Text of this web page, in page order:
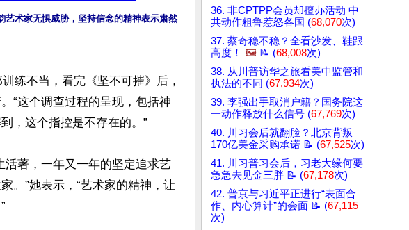
艺术家无惧威胁，坚持信念的精神表示肃然
练不当，看完《坚不可摧》后，
“这个调查过程的呈现，包括神
，这个指控是不存在的。”
活著，一年又一年的坚定追求艺
。”她表示，“艺术家的精神，让
36. 非CPTPP会员却擅办活动 中
共动作粗鲁惹怒各国 (68,070次)
37. 蔡奇稳不稳？全看沙发、鞋跟
高度！
🖼️ 📝 (68,008次)
38. 从川普访华之旅看美中监管和
执法的不同 (67,934次)
39. 李强出手取消户籍？国务院这
一动作释放什么信号 (67,769次)
40. 川习会后就翻脸？北京背叛
170亿美金采购承诺 📝 (67,525次)
41. 川习普习会后，习老大缘何要
急急去见金三胖 📝 (67,178次)
42. 普京与习近平正进行“表面合
作、内心算计”的会面 📝 (67,115
次)